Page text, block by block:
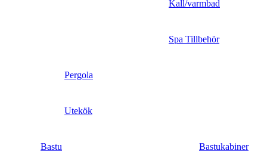
Kall/varmbad
Spa Tillbehör
Pergola
Utekök
Bastu Bastukabiner